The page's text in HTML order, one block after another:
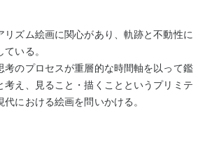
リズム絵画に関心があり、軌跡と不動性に
いる。
考のプロセスが重層的な時間軸を以って鑑
考え、見ること・描くことというプリミテ
代における絵画を問いかける。